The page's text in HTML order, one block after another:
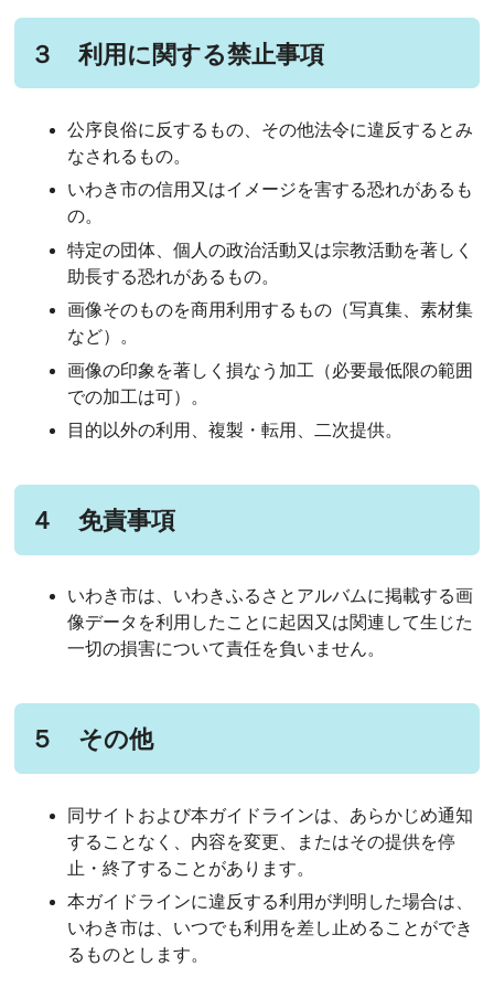
３ 利用に関する禁止事項
公序良俗に反するもの、その他法令に違反するとみ
なされるもの。
いわき市の信用又はイメージを害する恐れがあるも
の。
特定の団体、個人の政治活動又は宗教活動を著しく
助長する恐れがあるもの。
画像そのものを商用利用するもの（写真集、素材集
など）。
画像の印象を著しく損なう加工（必要最低限の範囲
での加工は可）。
目的以外の利用、複製・転用、二次提供。
４ 免責事項
いわき市は、いわきふるさとアルバムに掲載する画
像データを利用したことに起因又は関連して生じた
一切の損害について責任を負いません。
５ その他
同サイトおよび本ガイドラインは、あらかじめ通知
することなく、内容を変更、またはその提供を停
止・終了することがあります。
本ガイドラインに違反する利用が判明した場合は、
いわき市は、いつでも利用を差し止めることができ
るものとします。